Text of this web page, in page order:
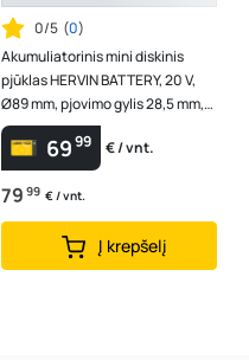
0/5 (0)
Akumuliatorinis mini diskinis
pjūklas HERVIN BATTERY, 20 V,
Ø89 mm, pjovimo gylis 28,5 mm,
be akumuliatoriaus, PLCYL-998
6999 € / vnt.
79 99 € / vnt.
Į krepšelį